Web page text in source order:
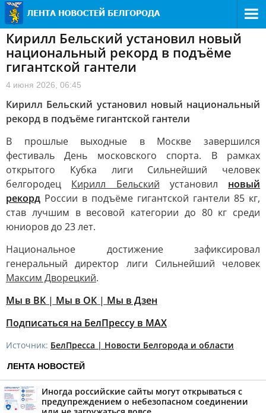
Кирилл Бельский установил новый
национальный рекорд в подъёме
гигантской гантели
4 июня 2026, 06:45
Кирилл Бельский установил новый национальный
рекорд в подъёме гигантской гантели
В прошлые выходные в Москве завершился
фестиваль День московского спорта. В рамках
открытого Кубка лиги Сильнейший человек
белгородец Кирилл Бельский установил новый
рекорд России в подъёме гигантской гантели 85 кг,
став лучшим в весовой категории до 80 кг среди
юниоров до 23 лет.
Национальное достижение зафиксировал
генеральный директор лиги Сильнейший человек
Максим Дворецкий.
Мы в ВК | Мы в ОК | Мы в Дзен
Подписаться на БелПрессу в МАХ
Источник: БелПресса | Новости Белгорода и области
ЛЕНТА НОВОСТЕЙ
Иногда российские сайты могут открываться с
предупреждением о небезопасном соединении